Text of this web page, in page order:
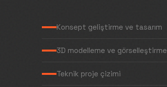
Konsept geliştirme ve tasarım
3D modelleme ve görselleştirme
Teknik proje çizimi